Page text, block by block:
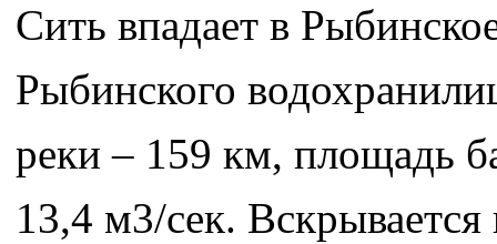
Сить впадает в
Рыбинского
реки – 159 км, площадь
13,4 м3/сек. Вскрывается